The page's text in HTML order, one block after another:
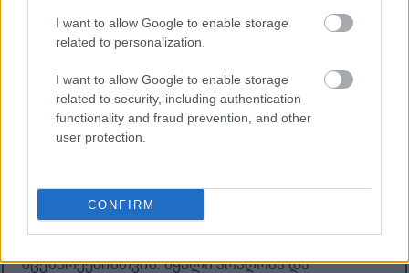
I want to allow Google to enable storage
related to personalization.
I want to allow Google to enable storage
related to security, including authentication
functionality and fraud prevention, and other
user protection.
CONFIRM
კონტროლირებად რეცირკულაციულ სარწყავ ან
აკვაპონიკურ სისტემაზე მიუთითებს, რომელიც
უზრუნველსაყოფად კულტივაციის კვლებში.
არხი თავად აგებულია დაბალი ქვისგან ან
ბეტონის კიდეებისგან, რომლებიც წყლის
საწოლებს. ხავსი და ტენიანობა ქვის
ზედაპირების ნაწილებს აბნელებს, მატებს
ბუნებრივ ტექსტურას და ქმნის მუდმივად სველ
მცენარეებისთვის. წყალი არაღრმა და